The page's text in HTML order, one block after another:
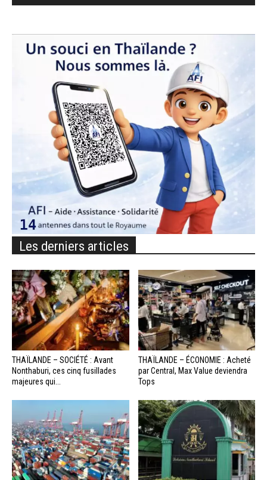
Les derniers articles
THAÏLANDE – SOCIÉTÉ : Avant
Nonthaburi, ces cinq fusillades
majeures qui...
THAÏLANDE – ÉCONOMIE : Acheté
par Central, Max Value deviendra
Tops